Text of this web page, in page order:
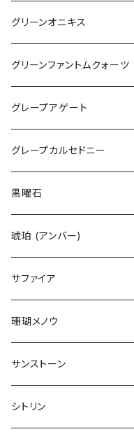
グリーンオニキス
グリーンファントムクォーツ
グレープアゲート
グレープカルセドニー
黒曜石
琥珀 (アンバー)
サファイア
珊瑚メノウ
サンストーン
シトリン